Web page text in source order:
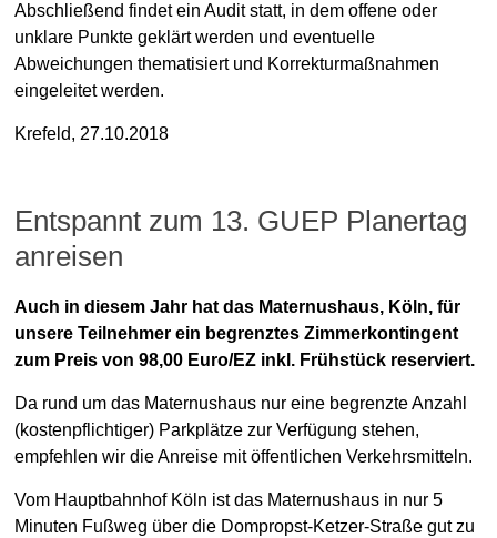
Abschließend findet ein Audit statt, in dem offene oder
unklare Punkte geklärt werden und eventuelle
Abweichungen thematisiert und Korrekturmaßnahmen
eingeleitet werden.
Krefeld, 27.10.2018
Entspannt zum 13. GUEP Planertag
anreisen
Dr. Hans-Joachim Keck Allgemein
17. Oktober 2018
Auch in diesem Jahr hat das Maternushaus, Köln, für
unsere Teilnehmer ein begrenztes Zimmerkontingent
zum Preis von 98,00 Euro/EZ inkl. Frühstück reserviert.
Da rund um das Maternushaus nur eine begrenzte Anzahl
(kostenpflichtiger) Parkplätze zur Verfügung stehen,
empfehlen wir die Anreise mit öffentlichen Verkehrsmitteln.
Vom Hauptbahnhof Köln ist das Maternushaus in nur 5
Minuten Fußweg über die Dompropst-Ketzer-Straße gut zu